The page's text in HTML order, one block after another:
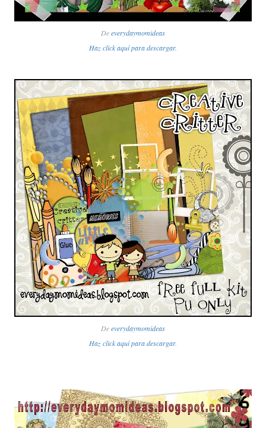
Deeverydaymomideas
Haz click aquí para descargar.
Deeverydaymomideas
Haz click aquí para descargar.